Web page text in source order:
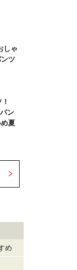
しゃ
ツ
ン
夏
め